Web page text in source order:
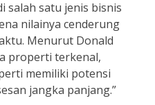
salah satu jenis bisnis
nilainya cenderung
Menurut Donald
properti terkenal,
memiliki potensi
jangka panjang.”